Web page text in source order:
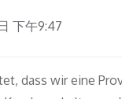
下午9:47
dass wir eine